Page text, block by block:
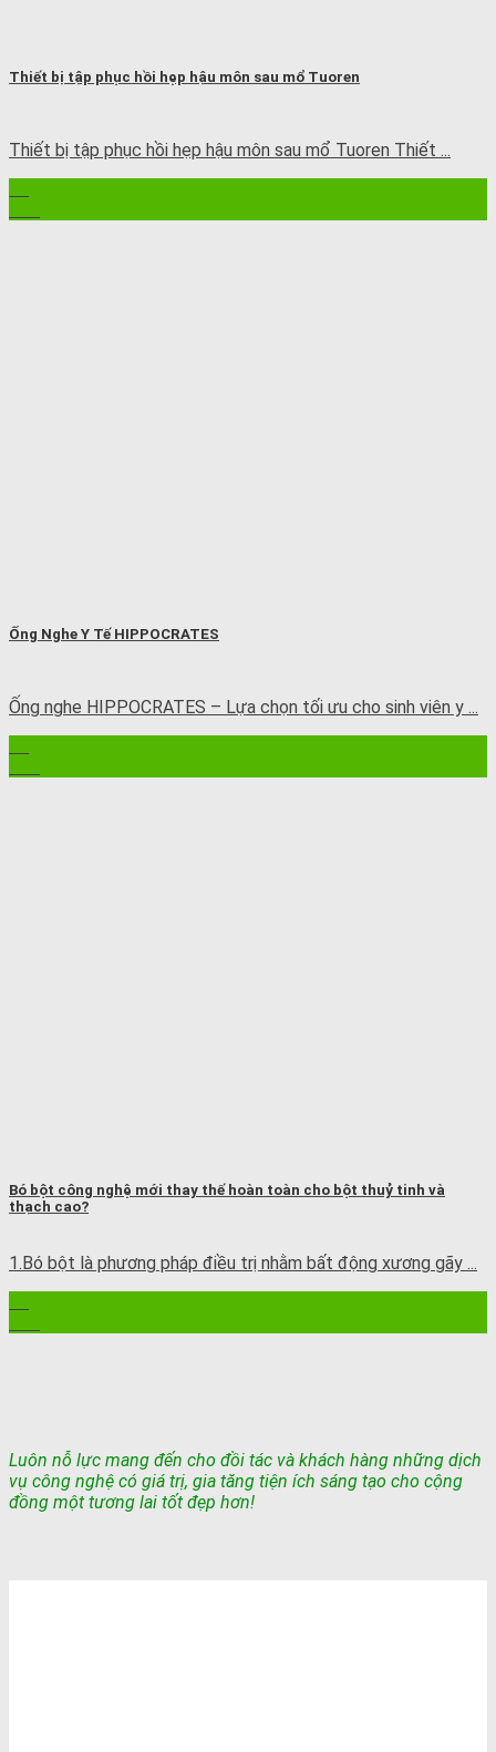
Thiết bị tập phục hồi hẹp hậu môn sau mổ Tuoren
Thiết bị tập phục hồi hẹp hậu môn sau mổ Tuoren Thiết ...
Ống Nghe Y Tế HIPPOCRATES
Ống nghe HIPPOCRATES – Lựa chọn tối ưu cho sinh viên y ...
Bó bột công nghệ mới thay thế hoàn toàn cho bột thuỷ tinh và
thạch cao?
1.Bó bột là phương pháp điều trị nhằm bất động xương gãy ...
Luôn nỗ lực mang đến cho đồi tác và khách hàng những dịch
vụ công nghệ có giá trị, gia tăng tiện ích sáng tạo cho cộng
đồng một tương lai tốt đẹp hơn!